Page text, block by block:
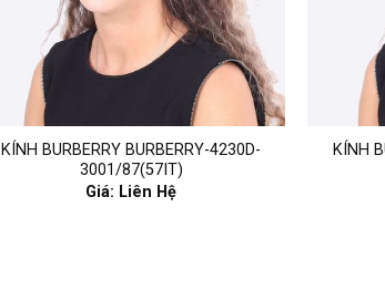
KÍNH BURBERRY BURBERRY-4230D-
3001/87(57IT)
Giá: Liên Hệ
KÍNH